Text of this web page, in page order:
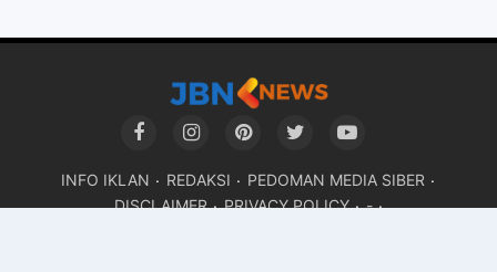
INFO IKLAN REDAKSI
PEDOMAN MEDIA SIBER
DISCLAIMER
PRIVACY POLICY -